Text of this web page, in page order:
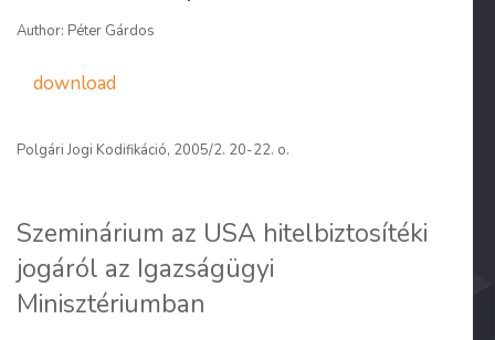
Author: Péter Gárdos
download
Polgári Jogi Kodifikáció, 2005/2. 20-22. o.
Szeminárium az USA hitelbiztosítéki
jogáról az Igazságügyi
Minisztériumban